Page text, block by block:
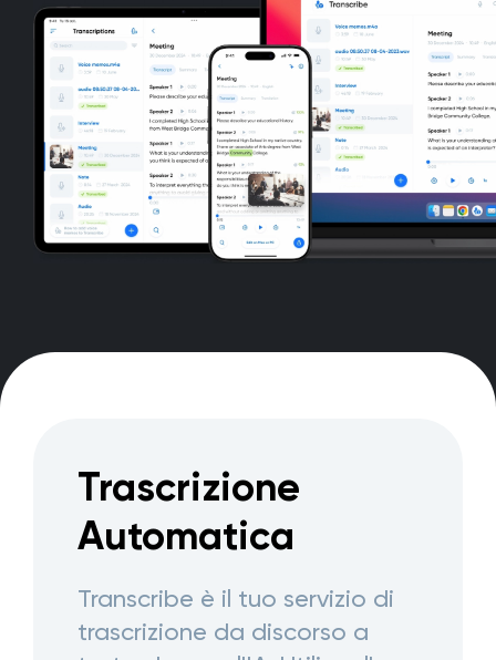
Trascrizione
Automatica
Transcribe è il tuo servizio di
trascrizione da discorso a